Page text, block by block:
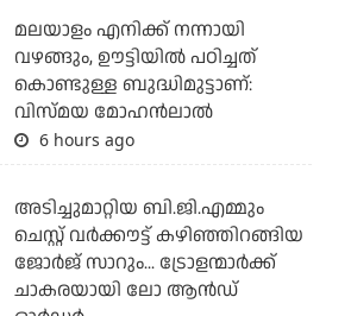
മലയാളം എനിക്ക് നന്നായി
വഴങ്ങും, ഊട്ടിയില്‍ പഠിച്ചത്
കൊണ്ടുള്ള ബുദ്ധിമുട്ടാണ്:
വിസ്മയ മോഹന്‍ലാല്‍
6 hours ago
അടിച്ചുമാറ്റിയ ബി.ജി.എമ്മും
ചെസ്റ്റ് വര്‍ക്കൗട്ട് കഴിഞ്ഞിറങ്ങിയ
ജോര്‍ജ് സാറും... ട്രോളന്മാര്‍ക്ക്
ചാകരയായി ലോ ആന്‍ഡ്